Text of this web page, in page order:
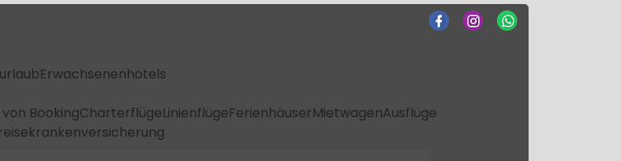
Erwachsenenhotels
BookingCharterflügeLinienflügeFerienhäuserMietwagenAusflüge